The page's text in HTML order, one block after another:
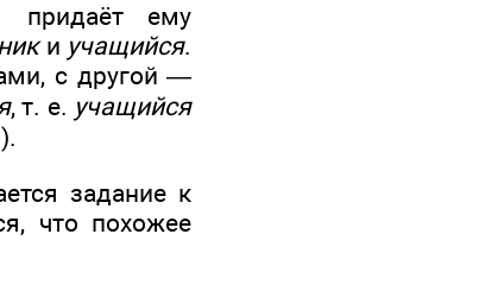
придаёт ему
и учащийся.
с другой —
, т. е. учащийся
задание к
что похожее